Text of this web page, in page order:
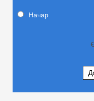
Начар